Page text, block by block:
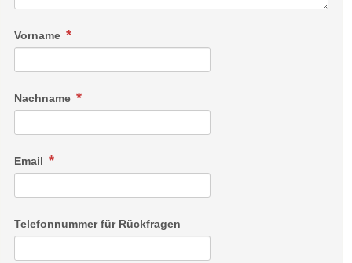
Vorname
Nachname
Email
Telefonnummer für Rückfragen